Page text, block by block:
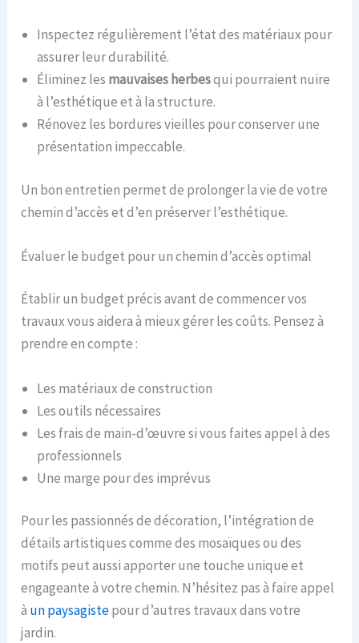
Inspectez régulièrement l’état des matériaux pour
assurer leur durabilité.
Éliminez les mauvaises herbesqui pourraient nuire
à l’esthétique et à la structure.
Rénovez les bordures vieilles pour conserver une
présentation impeccable.
Un bon entretien permet de prolonger la vie de votre
chemin d’accès et d’en préserver l’esthétique.
Évaluer le budget pour un chemin d’accès optimal
Établir un budget précis avant de commencer vos
travaux vous aidera à mieux gérer les coûts. Pensez à
prendre en compte :
Les matériaux de construction
Les outils nécessaires
Les frais de main-d’œuvre si vous faites appel à des
professionnels
Une marge pour des imprévus
Pour les passionnés de décoration, l’intégration de
détails artistiques comme des mosaïques ou des
motifs peut aussi apporter une touche unique et
engageante à votre chemin. N’hésitez pas à faire appel
à un paysagistepour d’autres travaux dans votre
jardin.